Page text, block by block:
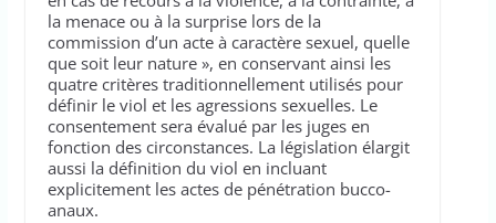
la menace ou à la surprise lors de la
commission d’un acte à caractère sexuel, quelle
que soit leur nature », en conservant ainsi les
quatre critères traditionnellement utilisés pour
définir le viol et les agressions sexuelles. Le
consentement sera évalué par les juges en
fonction des circonstances. La législation élargit
aussi la définition du viol en incluant
explicitement les actes de pénétration bucco-
anaux.